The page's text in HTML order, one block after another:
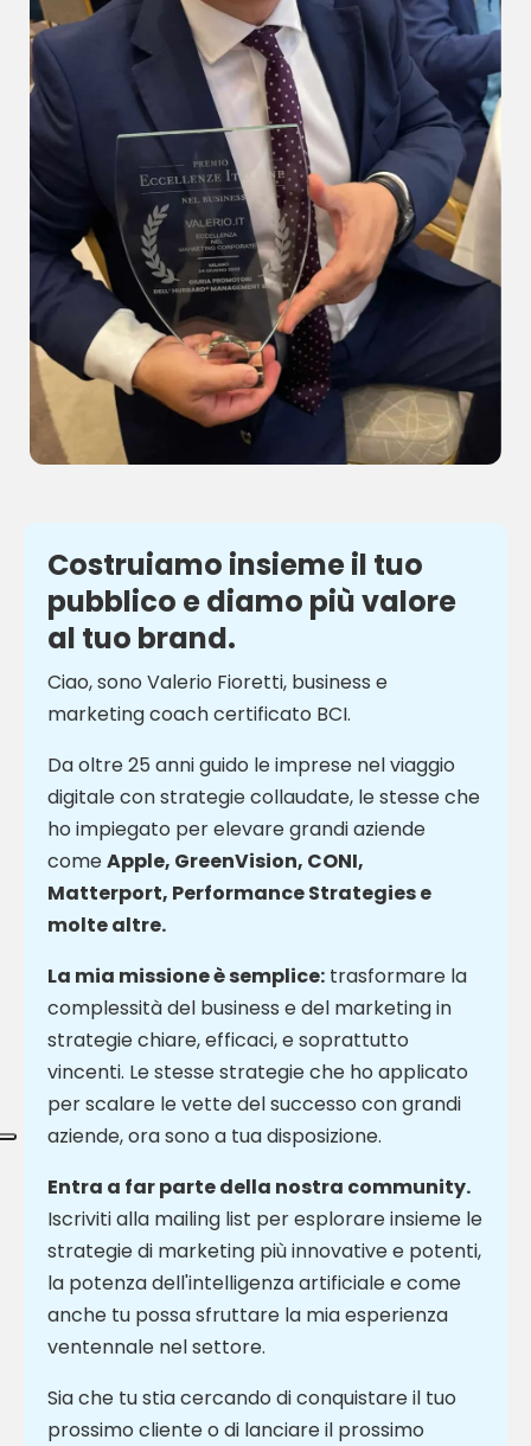
Costruiamo insieme il tuo
pubblico e diamo più valore
al tuo brand.
Ciao, sono Valerio Fioretti, business e
marketing coach certificato BCI.
Da oltre 25 anni guido le imprese nel viaggio
digitale con strategie collaudate, le stesse che
ho impiegato per elevare grandi aziende
comeApple, GreenVision, CONI,
Matterport, Performance Strategies e
molte altre.
La mia missione è semplice: trasformare la
complessità del business e del marketing in
strategie chiare, efficaci, e soprattutto
vincenti. Le stesse strategie che ho applicato
per scalare le vette del successo con grandi
aziende, ora sono a tua disposizione.
Entra a far parte della nostra community.
Iscriviti alla mailing list per esplorare insieme le
strategie di marketing più innovative e potenti,
la potenza dell'intelligenza artificiale e come
anche tu possa sfruttare la mia esperienza
ventennale nel settore.
Sia che tu stia cercando di conquistare il tuo
prossimo cliente o di lanciare il prossimo